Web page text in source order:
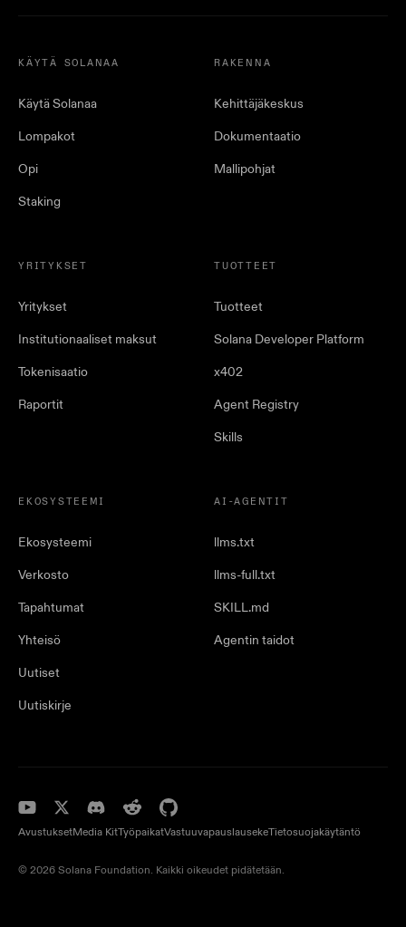
KÄYTÄ SOLANAA
Käytä Solanaa
Lompakot
Opi
Staking
RAKENNA
Kehittäjäkeskus
Dokumentaatio
Mallipohjat
YRITYKSET
Yritykset
Institutionaaliset maksut
Tokenisaatio
Raportit
TUOTTEET
Tuotteet
Solana Developer Platform
x402
Agent Registry
Skills
EKOSYSTEEMI
Ekosysteemi
Verkosto
Tapahtumat
Yhteisö
Uutiset
Uutiskirje
AI-AGENTIT
llms.txt
llms-full.txt
SKILL.md
Agentin taidot
AvustuksetMedia KitTyöpaikatVastuuvapauslausekeTietosuojakäytäntö
© 2026 Solana Foundation. Kaikki oikeudet pidätetään.